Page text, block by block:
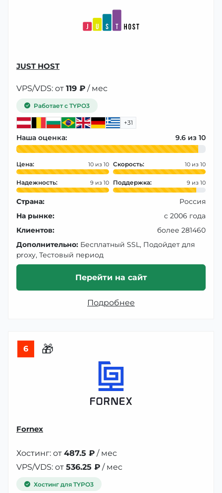
JUST HOST
VPS/VDS: от 119 ₽ / мес
Работает с TYPO3
+31
Наша оценка: 9.6
Цена: 10 Скорость: 10
Надежность: 9 Поддержка: 9
Страна:
Россия
На рынке:
с 2006 года
Клиентов:
более 281460
Дополнительно: Бесплатный SSL, Подойдет для
proxy, Тестовый период
Перейти на сайт
Подробнее
6 🎁
Fornex
Хостинг: от 487.5 ₽ / мес
VPS/VDS: от 536.25 ₽ / мес
Хостинг для TYPO3